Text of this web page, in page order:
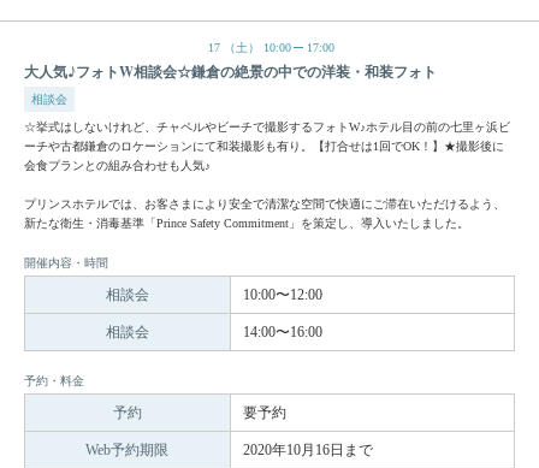
17 （土） 10:00 17:00
大人気♪フォトW相談会☆鎌倉の絶景の中での洋装・和装フォト
相談会
☆挙式はしないけれど、チャペルやビーチで撮影するフォトW♪ホテル目の前の七里ヶ浜ビ
ーチや古都鎌倉のロケーションにて和装撮影も有り。【打合せは1回でOK！】★撮影後に
会食プランとの組み合わせも人気♪
プリンスホテルでは、お客さまにより安全で清潔な空間で快適にご滞在いただけるよう、
新たな衛生・消毒基準「Prince Safety Commitment」を策定し、導入いたしました。
開催内容・時間
相談会 10:00〜12:00
相談会 14:00〜16:00
予約・料金
予約 要予約
Web予約期限 2020年10月16日まで